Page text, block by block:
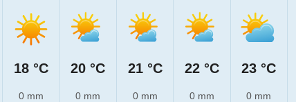
18 °C
0 mm
20 °C
0 mm
21 °C
0 mm
22 °C
0 mm
23 °C
0 mm